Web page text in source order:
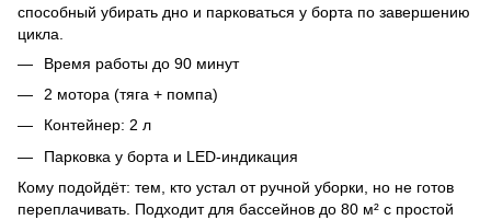
способный убирать дно и парковаться у борта по завершению
цикла.
Время работы до 90 минут
2 мотора (тяга + помпа)
Контейнер: 2 л
Парковка у борта и LED-индикация
Кому подойдёт: тем, кто устал от ручной уборки, но не готов
переплачивать. Подходит для бассейнов до 80 м² с простой